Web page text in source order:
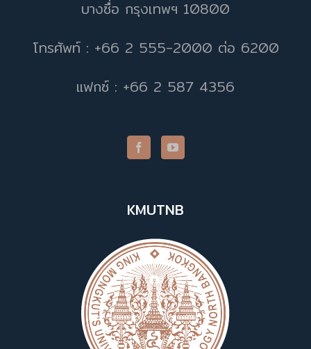
บางซื่อ กรุงเทพฯ 10800
โทรศัพท์ : +66 2 555-2000 ต่อ 6200
แฟกซ์ : +66 2 587 4356
KMUTNB